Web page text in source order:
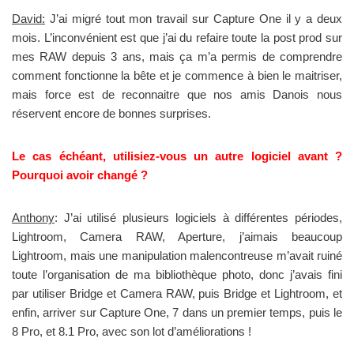
David: J’ai migré tout mon travail sur Capture One il y a deux
mois. L’inconvénient est que j’ai du refaire toute la post prod sur
mes RAW depuis 3 ans, mais ça m’a permis de comprendre
comment fonctionne la bête et je commence à bien le maitriser,
mais force est de reconnaitre que nos amis Danois nous
réservent encore de bonnes surprises.
Le cas échéant, utilisiez-vous un autre logiciel avant ?
Pourquoi avoir changé ?
Anthony: J’ai utilisé plusieurs logiciels à différentes périodes,
Lightroom, Camera RAW, Aperture, j’aimais beaucoup
Lightroom, mais une manipulation malencontreuse m’avait ruiné
toute l’organisation de ma bibliothèque photo, donc j’avais fini
par utiliser Bridge et Camera RAW, puis Bridge et Lightroom, et
enfin, arriver sur Capture One, 7 dans un premier temps, puis le
8 Pro, et 8.1 Pro, avec son lot d’améliorations !